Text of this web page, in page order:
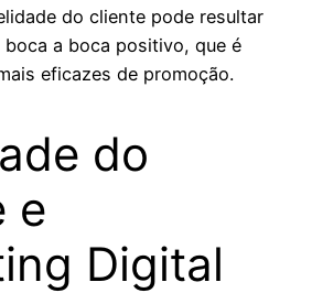
do cliente pode resultar
boca a boca positivo, que é
eficazes de promoção.
do
e
Digital